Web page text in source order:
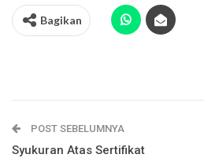
Bagikan
POST SEBELUMNYA
Syukuran Atas Sertifikat